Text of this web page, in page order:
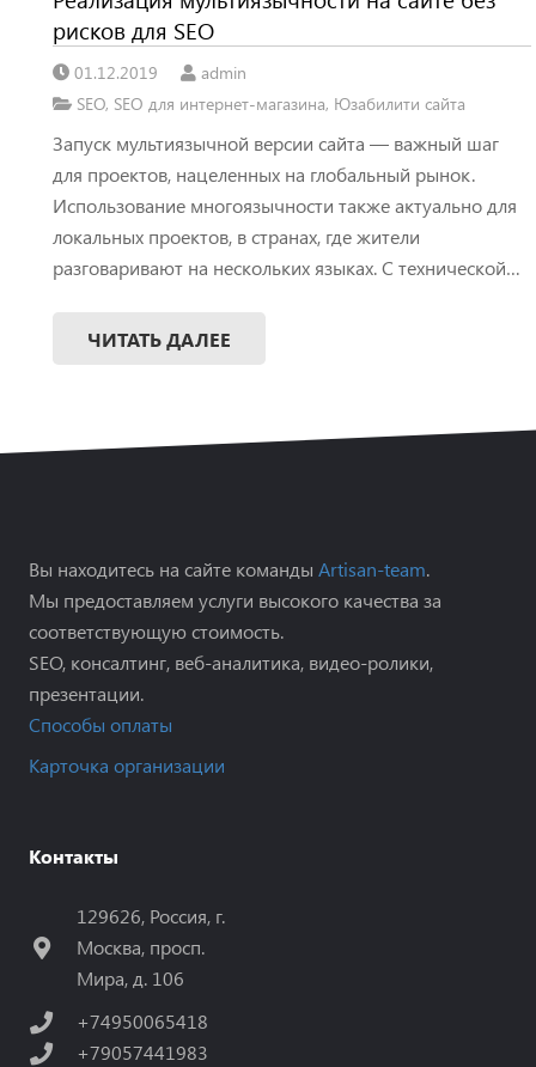
рисков для SEO
01.12.2019
admin
SEO, SEO для интернет-магазина, Юзабилити сайта
Запуск мультиязычной версии сайта — важный шаг
для проектов, нацеленных на глобальный рынок.
Использование многоязычности также актуально для
локальных проектов, в странах, где жители
разговаривают на нескольких языках. С технической…
ЧИТАТЬ ДАЛЕЕ
Вы находитесь на сайте команды Artisan-team.
Мы предоставляем услуги высокого качества за
соответствующую стоимость.
SEO, консалтинг, веб-аналитика, видео-ролики,
презентации.
Способы оплаты
Карточка организации
Контакты
129626, Россия, г.
Москва, просп.
Мира, д. 106
+74950065418
+79057441983